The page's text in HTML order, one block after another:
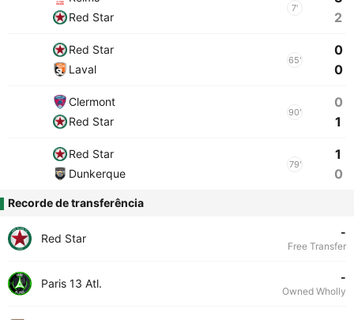
Red Star
7'
2
Red Star
Laval
65'
0
0
Clermont
Red Star
90'
0
1
Red Star
Dunkerque
79'
1
0
Recorde de transferência
Red Star -
Free Transfer
Paris 13 Atl. -
Owned Wholly